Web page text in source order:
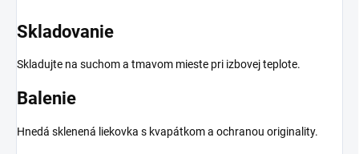
Skladovanie
Skladujte na suchom a tmavom mieste pri izbovej teplote.
Balenie
Hnedá sklenená liekovka s kvapátkom a ochranou originality.